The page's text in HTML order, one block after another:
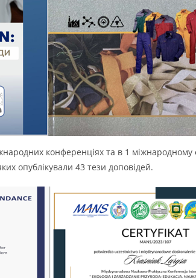
конференціях та в 1 міжнародному
опублікували 43 тези доповідей.